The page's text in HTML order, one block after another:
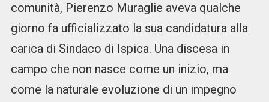
comunità, Pierenzo Muraglie aveva qualche
giorno fa ufficializzato la sua candidatura alla
carica di Sindaco di Ispica. Una discesa in
campo che non nasce come un inizio, ma
come la naturale evoluzione di un impegno